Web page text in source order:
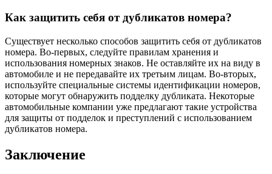
Как защитить себя от дубликатов номера?
Существует несколько способов защитить себя от дубликатов
номера. Во-первых, следуйте правилам хранения и
использования номерных знаков. Не оставляйте их на виду в
автомобиле и не передавайте их третьим лицам. Во-вторых,
используйте специальные системы идентификации номеров,
которые могут обнаружить подделку дубликата. Некоторые
автомобильные компании уже предлагают такие устройства
для защиты от подделок и преступлений с использованием
дубликатов номера.
Заключение